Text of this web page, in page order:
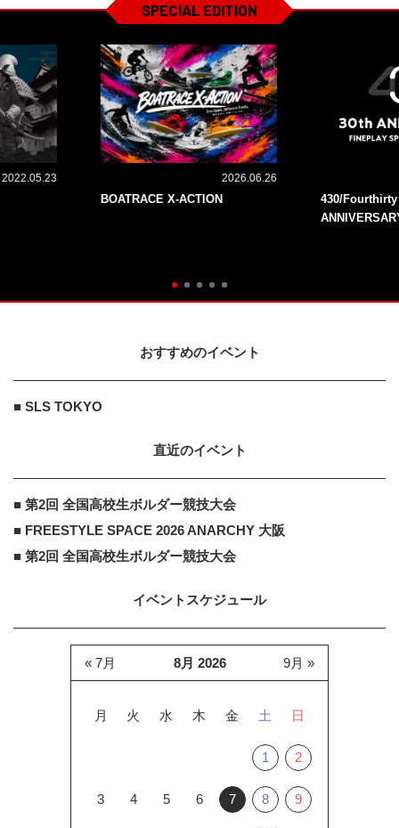
SPECIAL EDITION
2022.05.23 2026.06.26
BOATRACE X-ACTION
430/
おすすめのイベント
■ SLS TOKYO
直近のイベント
■ 第2回 全国高校生ボルダー競技大会
■ FREESTYLE SPACE 2026 ANARCHY 大阪
■ 第2回 全国高校生ボルダー競技大会
イベントスケジュール
8月 2026
月 火 水 木 金 土 日
1 2
3 4 5 6 7 8 9
« 7月 9月 »